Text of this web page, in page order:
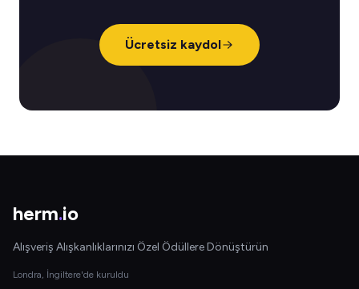
Ücretsiz kaydol
herm.io
Alışveriş Alışkanlıklarınızı Özel Ödüllere Dönüştürün
Londra, İngiltere'de kuruldu